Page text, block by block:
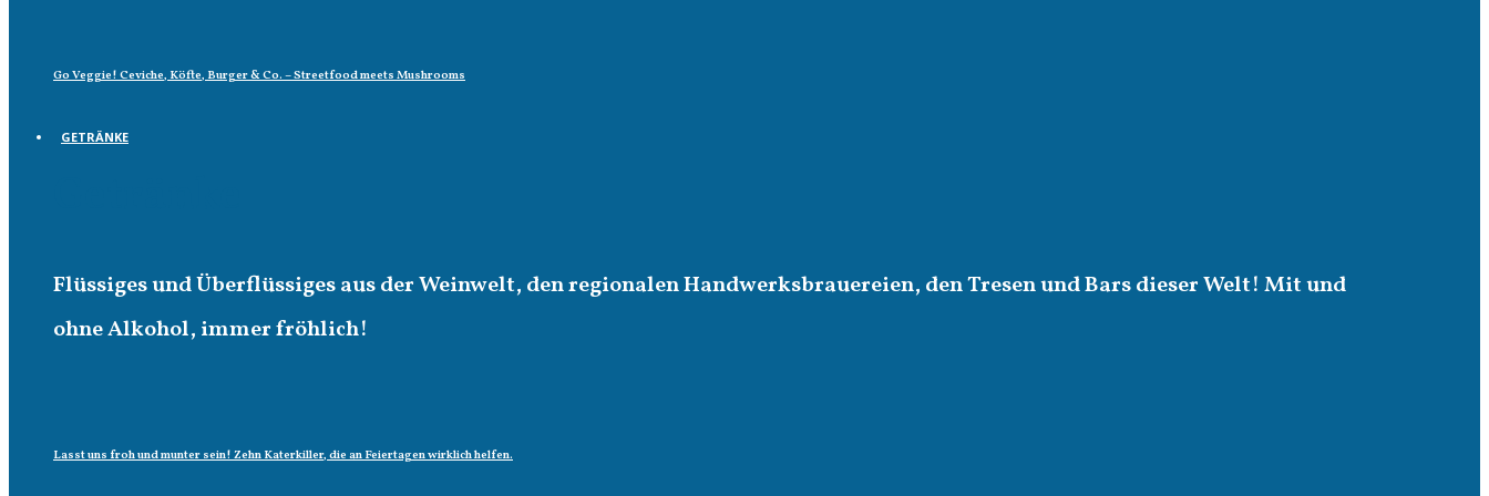
Go Veggie! Ceviche, Köfte, Burger & Co. – Streetfood meets Mushrooms
GETRÄNKE
Flüssiges und Überflüssiges aus der Weinwelt, den regionalen Handwerksbrauereien, den Tresen und Bars dieser Welt! Mit und
ohne Alkohol, immer fröhlich!
Lasst uns froh und munter sein! Zehn Katerkiller, die an Feiertagen wirklich helfen.